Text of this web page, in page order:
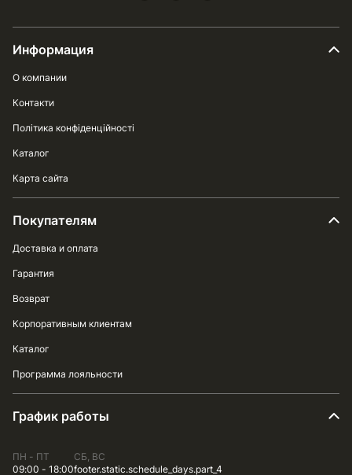
Информация
О компании
Контакти
Політика конфіденційності
Каталог
Карта сайта
Покупателям
Доставка и оплата
Гарантия
Возврат
Корпоративным клиентам
Каталог
Программа лояльности
График работы
ПН - ПТ
09:00 - 18:00
СБ, ВС
footer.static.schedule_days.part_4